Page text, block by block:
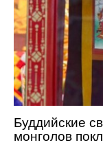
Буддийские
монголов